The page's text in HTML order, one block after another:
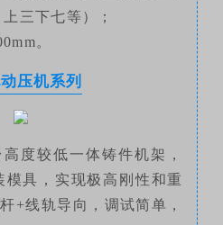
三下七等）；
。
压机系列
度较低一体铸件机架，
模具，实现极高刚性和重
+线轨导向，调试简单，